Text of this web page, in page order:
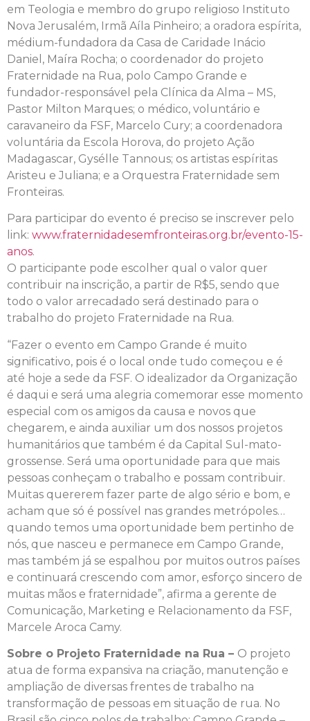
em Teologia e membro do grupo religioso Instituto
Nova Jerusalém, Irmã Aíla Pinheiro; a oradora espírita,
médium-fundadora da Casa de Caridade Inácio
Daniel, Maíra Rocha; o coordenador do projeto
Fraternidade na Rua, polo Campo Grande e
fundador-responsável pela Clínica da Alma – MS,
Pastor Milton Marques; o médico, voluntário e
caravaneiro da FSF, Marcelo Cury; a coordenadora
voluntária da Escola Horova, do projeto Ação
Madagascar, Gysélle Tannous; os artistas espíritas
Aristeu e Juliana; e a Orquestra Fraternidade sem
Fronteiras.
Para participar do evento é preciso se inscrever pelo
link: www.fraternidadesemfronteiras.org.br/evento-15-
anos.
O participante pode escolher qual o valor quer
contribuir na inscrição, a partir de R$5, sendo que
todo o valor arrecadado será destinado para o
trabalho do projeto Fraternidade na Rua.
“Fazer o evento em Campo Grande é muito
significativo, pois é o local onde tudo começou e é
até hoje a sede da FSF. O idealizador da Organização
é daqui e será uma alegria comemorar esse momento
especial com os amigos da causa e novos que
chegarem, e ainda auxiliar um dos nossos projetos
humanitários que também é da Capital Sul-mato-
grossense. Será uma oportunidade para que mais
pessoas conheçam o trabalho e possam contribuir.
Muitas quererem fazer parte de algo sério e bom, e
acham que só é possível nas grandes metrópoles…
quando temos uma oportunidade bem pertinho de
nós, que nasceu e permanece em Campo Grande,
mas também já se espalhou por muitos outros países
e continuará crescendo com amor, esforço sincero de
muitas mãos e fraternidade”, afirma a gerente de
Comunicação, Marketing e Relacionamento da FSF,
Marcele Aroca Camy.
Sobre o Projeto Fraternidade na Rua – O projeto
atua de forma expansiva na criação, manutenção e
ampliação de diversas frentes de trabalho na
transformação de pessoas em situação de rua. No